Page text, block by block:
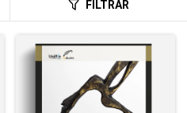
FILTRAR